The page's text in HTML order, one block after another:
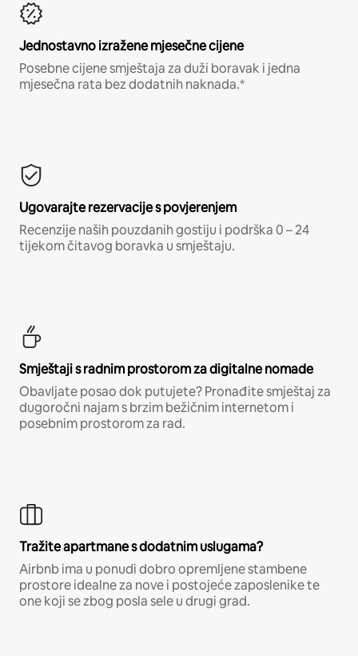
Jednostavno izražene mjesečne cijene
Posebne cijene smještaja za duži boravak i jedna
mjesečna rata bez dodatnih naknada.*
Ugovarajte rezervacije s povjerenjem
Recenzije naših pouzdanih gostiju i podrška 0 – 24
tijekom čitavog boravka u smještaju.
Smještaji s radnim prostorom za digitalne nomade
Obavljate posao dok putujete? Pronađite smještaj za
dugoročni najam s brzim bežičnim internetom i
posebnim prostorom za rad.
Tražite apartmane s dodatnim uslugama?
Airbnb ima u ponudi dobro opremljene stambene
prostore idealne za nove i postojeće zaposlenike te
one koji se zbog posla sele u drugi grad.